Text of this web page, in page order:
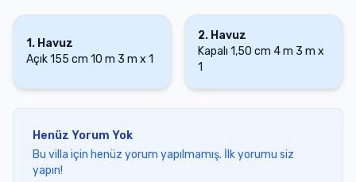
1 . Havuz
Açık155 cm 10 m 3 m x 1
2. Havuz
Kapalı 1,50 cm 4 m 3 m x
1
Henüz Yorum Yok
Bu villa için henüz yorum yapılmamış. İlk yorumu siz
yapın!